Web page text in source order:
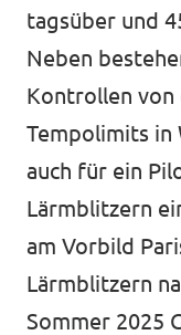
tagsüber und
Neben
Kontrollen von
Tempolimits in
auch für ein
Lärmblitzern
am Vorbild
Lärmblitzern
Sommer 2025